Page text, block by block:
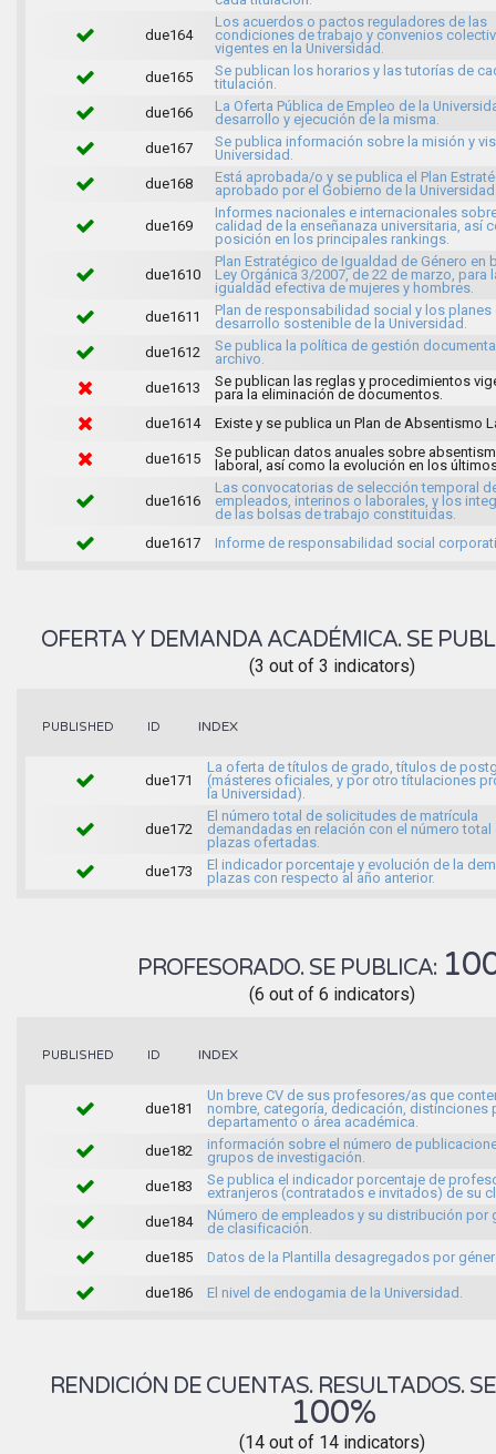
due164
Los acuerdos o pactos reguladores de las
condiciones de trabajo y convenios
vigentes en la Universidad.
due165
Se publican los horarios y las tutorías de
titulación.
due166
La Oferta Pública de Empleo de la
desarrollo y ejecución de la misma.
due167
Se publica información sobre la misión y
Universidad.
due168
Está aprobada/o y se publica el Plan
aprobado por el Gobierno de la
due169
Informes nacionales e internacionales
calidad de la enseñanaza universitaria, así
posición en los principales rankings.
due1610
Plan Estratégico de Igualdad de Género en
Ley Orgánica 3/2007, de 22 de marzo, para
igualdad efectiva de mujeres y hombres.
due1611
Plan de responsabilidad social y los planes
desarrollo sostenible de la Universidad.
due1612
Se publica la política de gestión
archivo.
due1613
Se publican las reglas y procedimientos
para la eliminación de documentos.
due1614
Existe y se publica un Plan de Absentismo
due1615
Se publican datos anuales sobre
laboral, así como la evolución en los
due1616
Las convocatorias de selección temporal
empleados, interinos o laborales, y los
de las bolsas de trabajo constituidas.
due1617
Informe de responsabilidad social
OFERTA Y DEMANDA ACADÉMICA. SE
(3 out of 3 indicators)
PUBLISHED ID INDEX
due171
La oferta de títulos de grado, títulos de
(másteres oficiales, y por otro títulaciones
la Universidad).
due172
El número total de solicitudes de matrícula
demandadas en relación con el número total
plazas ofertadas.
due173
El indicador porcentaje y evolución de la
plazas con respecto al año anterior.
PROFESORADO. SE PUBLICA:
(6 out of 6 indicators)
PUBLISHED ID INDEX
due181
Un breve CV de sus profesores/as que
nombre, categoría, dedicación, distinciones
departamento o área académica.
due182
información sobre el número de
grupos de investigación.
due183
Se publica el indicador porcentaje de
extranjeros (contratados e invitados) de su
due184
Número de empleados y su distribución por
de clasificación.
due185
Datos de la Plantilla desagregados por
due186 El nivel de endogamia de la Universidad.
RENDICIÓN DE CUENTAS. RESULTADOS.
100%
(14 out of 14 indicators)